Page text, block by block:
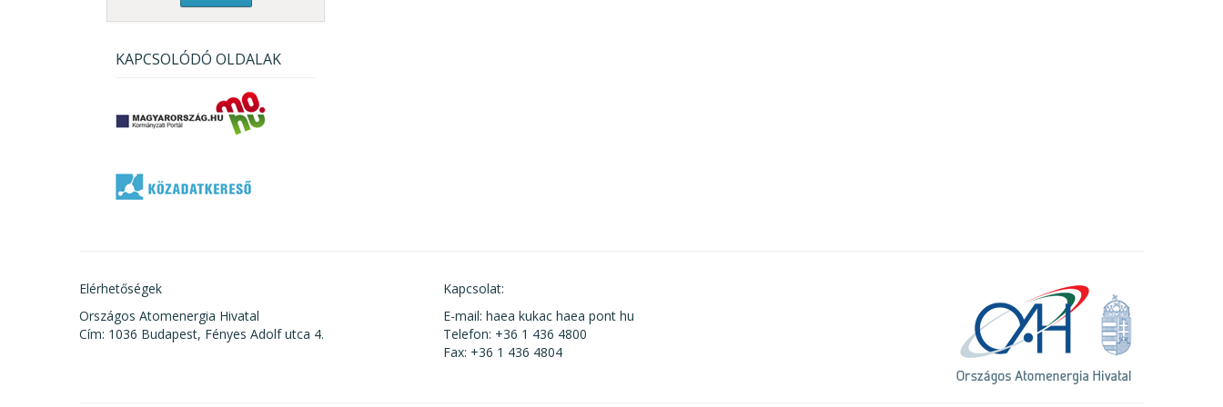
KAPCSOLÓDÓ OLDALAK
Elérhetőségek
Országos Atomenergia Hivatal
Cím: 1036 Budapest, Fényes Adolf utca 4.
Kapcsolat:
E-mail: haea kukac haea pont hu
Telefon: +36 1 436 4800
Fax: +36 1 436 4804